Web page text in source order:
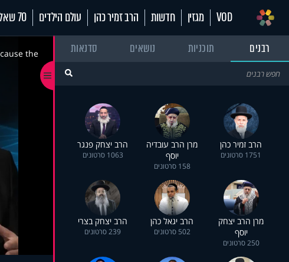
VOD מגזין חדשות הרב זמיר כהן עולם הילדים 70 שאלות
רבנים
תוכניות נושאים סדנאות
הרב זמיר כהן
1751 סרטונים
מרן הרב עובדיה
יוסף
158 סרטונים
הרב יצחק פנגר
1063 סרטונים
מרן הרב יצחק
יוסף
250 סרטונים
הרב יגאל כהן
502 סרטונים
הרב יצחק בצרי
239 סרטונים
the